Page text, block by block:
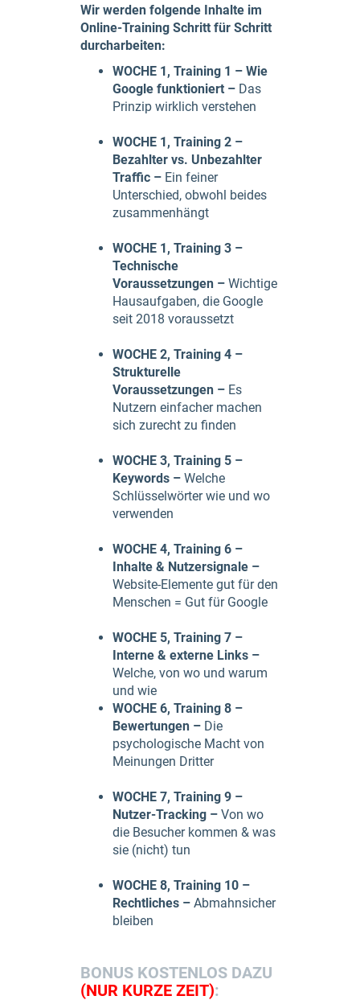
Wir werden folgende Inhalte im
Online-Training Schritt für Schritt
durcharbeiten:
WOCHE 1, Training 1 – Wie
Google funktioniert – Das
Prinzip wirklich verstehen
WOCHE 1, Training 2 –
Bezahlter vs. Unbezahlter
Traffic – Ein feiner
Unterschied, obwohl beides
zusammenhängt
WOCHE 1, Training 3 –
Technische
Voraussetzungen – Wichtige
Hausaufgaben, die Google
seit 2018 voraussetzt
WOCHE 2, Training 4 –
Strukturelle
Voraussetzungen – Es
Nutzern einfacher machen
sich zurecht zu finden
WOCHE 3, Training 5 –
Keywords – Welche
Schlüsselwörter wie und wo
verwenden
WOCHE 4, Training 6 –
Inhalte & Nutzersignale –
Website-Elemente gut für den
Menschen = Gut für Google
WOCHE 5, Training 7 –
Interne & externe Links –
Welche, von wo und warum
und wie
WOCHE 6, Training 8 –
Bewertungen – Die
psychologische Macht von
Meinungen Dritter
WOCHE 7, Training 9 –
Nutzer-Tracking – Von wo
die Besucher kommen & was
sie (nicht) tun
WOCHE 8, Training 10 –
Rechtliches – Abmahnsicher
bleiben
BONUS KOSTENLOS DAZU
(NUR KURZE ZEIT):